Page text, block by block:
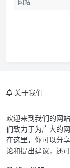
关于我们
欢迎来到我们的网
们致力于为广大的
在这里，你可以分
论和提出建议，还